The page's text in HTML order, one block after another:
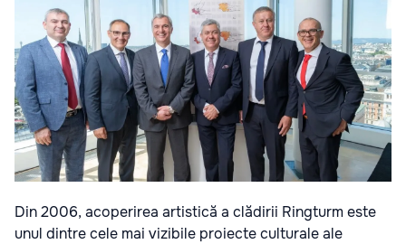
Din 2006, acoperirea artistică a clădirii Ringturm este
unul dintre cele mai vizibile proiecte culturale ale